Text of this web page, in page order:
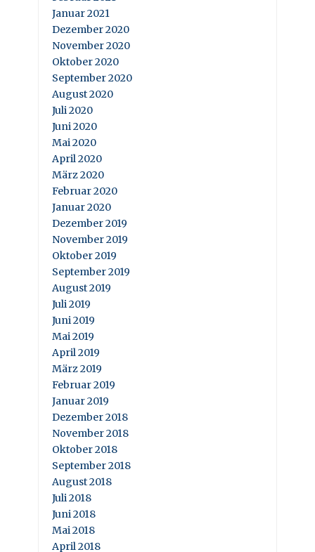
Januar 2021
Dezember 2020
November 2020
Oktober 2020
September 2020
August 2020
Juli 2020
Juni 2020
Mai 2020
April 2020
März 2020
Februar 2020
Januar 2020
Dezember 2019
November 2019
Oktober 2019
September 2019
August 2019
Juli 2019
Juni 2019
Mai 2019
April 2019
März 2019
Februar 2019
Januar 2019
Dezember 2018
November 2018
Oktober 2018
September 2018
August 2018
Juli 2018
Juni 2018
Mai 2018
April 2018